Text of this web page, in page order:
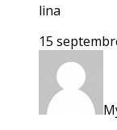
lina
15